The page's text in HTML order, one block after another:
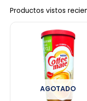
producto
Productos vistos
AGOTADO